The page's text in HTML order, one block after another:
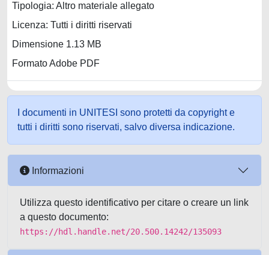
Tipologia: Altro materiale allegato
Licenza: Tutti i diritti riservati
Dimensione 1.13 MB
Formato Adobe PDF
I documenti in UNITESI sono protetti da copyright e
tutti i diritti sono riservati, salvo diversa indicazione.
Informazioni
Utilizza questo identificativo per citare o creare un link
a questo documento:
https://hdl.handle.net/20.500.14242/135093